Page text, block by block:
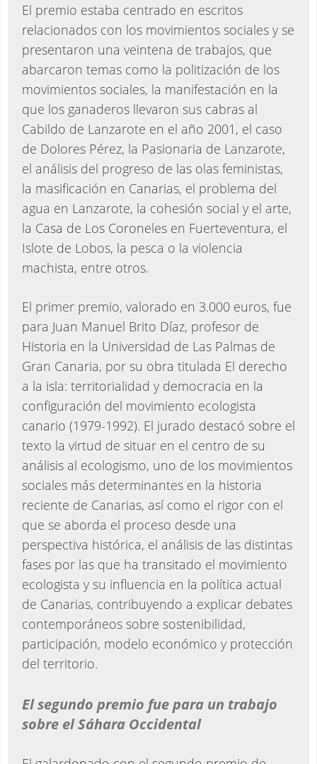
El premio estaba centrado en escritos
relacionados con los movimientos sociales y se
presentaron una veintena de trabajos, que
abarcaron temas como la politización de los
movimientos sociales, la manifestación en la
que los ganaderos llevaron sus cabras al
Cabildo de Lanzarote en el año 2001, el caso
de Dolores Pérez, la Pasionaria de Lanzarote,
el análisis del progreso de las olas feministas,
la masificación en Canarias, el problema del
agua en Lanzarote, la cohesión social y el arte,
la Casa de Los Coroneles en Fuerteventura, el
Islote de Lobos, la pesca o la violencia
machista, entre otros.
El primer premio, valorado en 3.000 euros, fue
para Juan Manuel Brito Díaz, profesor de
Historia en la Universidad de Las Palmas de
Gran Canaria, por su obra titulada El derecho
a la isla: territorialidad y democracia en la
configuración del movimiento ecologista
canario (1979-1992). El jurado destacó sobre el
texto la virtud de situar en el centro de su
análisis al ecologismo, uno de los movimientos
sociales más determinantes en la historia
reciente de Canarias, así como el rigor con el
que se aborda el proceso desde una
perspectiva histórica, el análisis de las distintas
fases por las que ha transitado el movimiento
ecologista y su influencia en la política actual
de Canarias, contribuyendo a explicar debates
contemporáneos sobre sostenibilidad,
participación, modelo económico y protección
del territorio.
El segundo premio fue para un trabajo
sobre el Sáhara Occidental